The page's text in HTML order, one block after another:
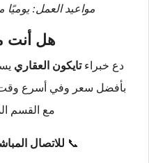
مواعيد العمل: يوميًا من 9 صباحًا حتى 9
هل أنت
دع خبراءتايكون العقاري
بأفضل سعر وفي أسرع وقت.
مع القسم
📞 للاتصال